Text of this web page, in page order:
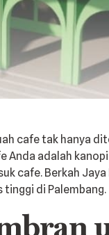
cafe tak hanya
adalah
cafe. Berkah Jaya
di Palembang.